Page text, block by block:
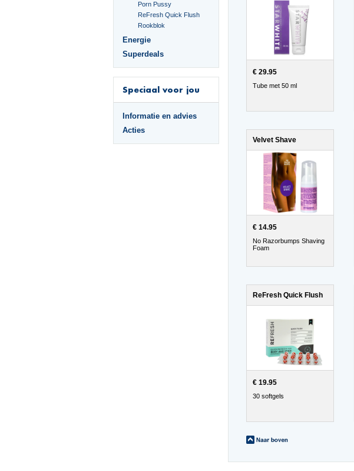
Porn Pussy
ReFresh Quick Flush
Rookblok
Energie
Superdeals
Speciaal voor jou
Informatie en advies
Acties
€ 29.95
Tube met 50 ml
Velvet Shave
€ 14.95
No Razorbumps Shaving
Foam
ReFresh Quick Flush
€ 19.95
30 softgels